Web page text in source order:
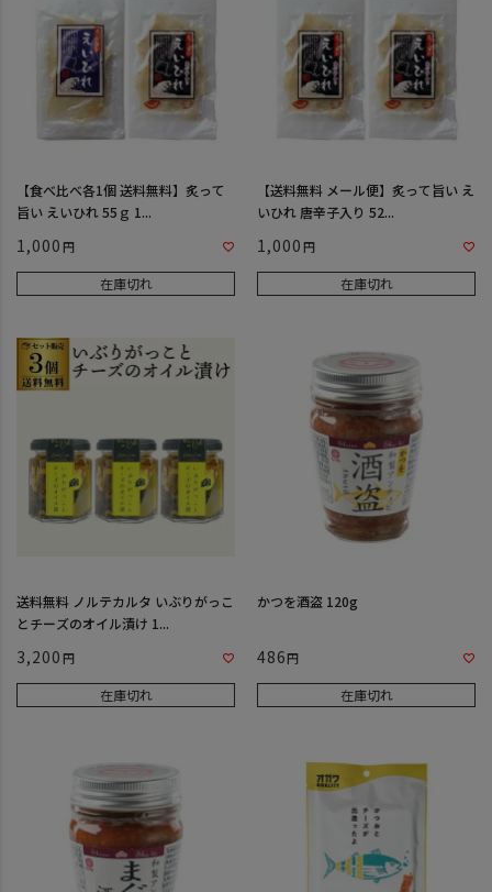
【食べ比べ各1個 送料無料】炙って
旨い えいひれ 55ｇ 1...
1,000
在庫切れ
【送料無料 メール便】炙って旨い え
いひれ 唐辛子入り 52...
1,000
在庫切れ
送料無料 ノルテカルタ いぶりがっこ
とチーズのオイル漬け 1...
3,200
在庫切れ
かつを酒盗 120g
486
在庫切れ